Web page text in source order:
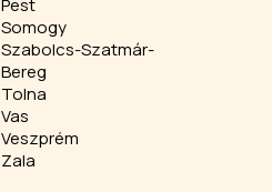
Pest
Somogy
Szabolcs-Szatmár-
Bereg
Tolna
Vas
Veszprém
Zala